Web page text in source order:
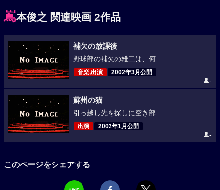
嶌本俊之 関連映画 2作品
補欠の放課後
野球部の補欠の雄二は、何...
音楽,出演 2002年3月公開
-
蘇州の猫
引っ越し先を探しに空き部...
出演 2002年1月公開
-
このページをシェアする